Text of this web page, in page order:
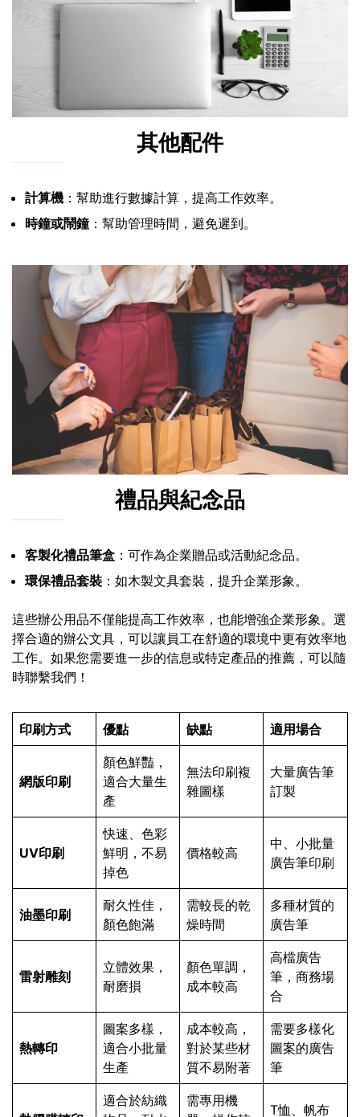
其他配件
計算機 ：幫助進行數據計算，提高工作效率。
時鐘或鬧鐘：幫助管理時間，避免遲到。
禮品與紀念品
客製化禮品筆盒 ：可作為企業贈品或活動紀念品。
環保禮品套裝 ：如木製文具套裝，提升企業形象。
這些辦公用品不僅能提高工作效率，也能增強企業形象。選
擇合適的辦公文具，可以讓員工在舒適的環境中更有效率地
工作。如果您需要進一步的信息或特定產品的推薦，可以隨
時聯繫我們！
印刷方式 優點 缺點 適用場合
網版印刷
顏色鮮豔，
適合大量生
產
無法印刷複
雜圖樣
大量廣告筆
訂製
UV印刷
快速、色彩
鮮明，不易
掉色
價格較高
中、小批量
廣告筆印刷
油墨印刷
耐久性佳，
顏色飽滿
需較長的乾
燥時間
多種材質的
廣告筆
雷射雕刻
立體效果，
耐磨損
顏色單調，
成本較高
高檔廣告
筆，商務場
合
熱轉印
圖案多樣，
適合小批量
生產
成本較高，
對於某些材
質不易附著
需要多樣化
圖案的廣告
筆
適合於紡織
需專用機
T恤、帆布